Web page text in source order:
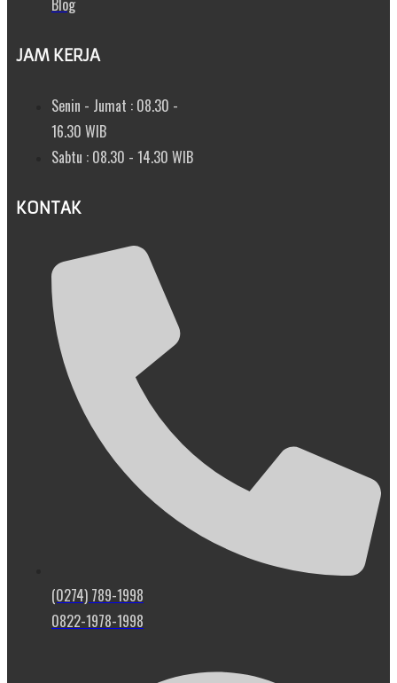
Blog
JAM KERJA
Senin - Jumat : 08.30 -
16.30 WIB
Sabtu : 08.30 - 14.30 WIB
KONTAK
(0274) 789-1998
0822-1978-1998